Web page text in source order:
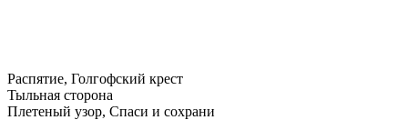
Распятие, Голгофский крест
Тыльная сторона
Плетеный узор, Спаси и сохрани